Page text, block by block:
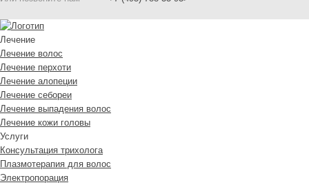
Лечение
Лечение волос
Лечение перхоти
Лечение алопеции
Лечение себореи
Лечение выпадения волос
Лечение кожи головы
Услуги
Консультация трихолога
Плазмотерапия для волос
Электропорация